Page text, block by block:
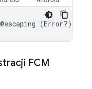
@escaping (Error?)
FCM